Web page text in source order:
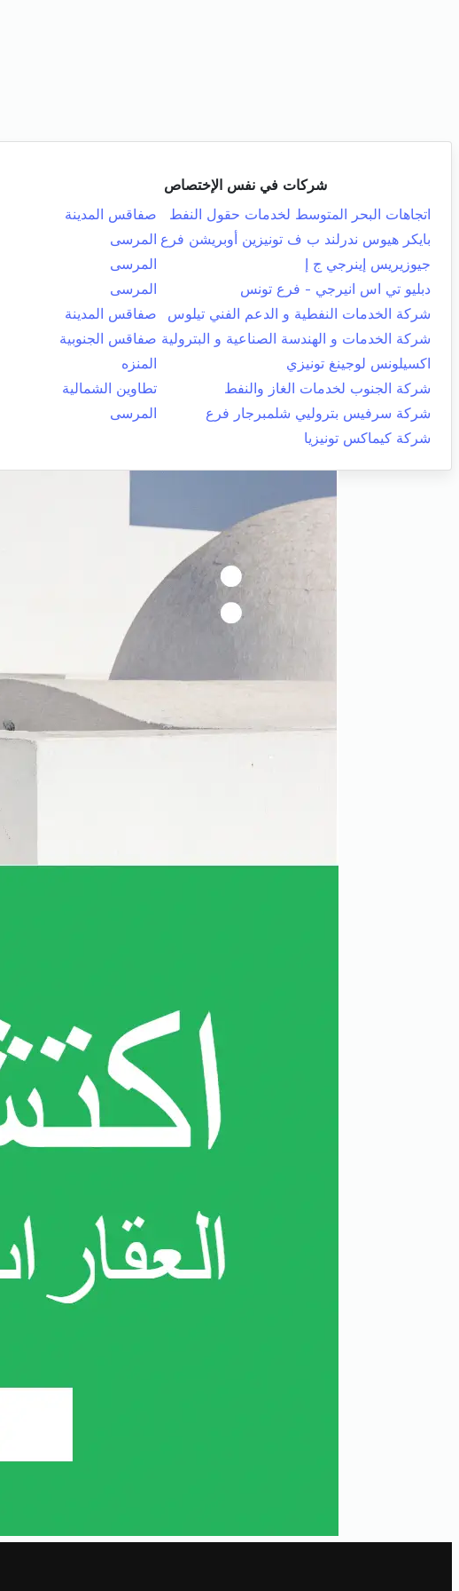
شركات في نفس الإختصاص
اتجاهات البحر المتوسط لخدمات حقول النفط
صفاقس المدينة
بايكر هيوس ندرلند ب ف تونيزين أوبريشن فرع المرسى
جيوزيريس إينرجي ج إ
المرسى
دبليو تي اس انيرجي - فرع تونس
المرسى
شركة الخدمات النفطية و الدعم الفني تيلوس
صفاقس المدينة
شركة الخدمات و الهندسة الصناعية و البترولية صفاقس الجنوبية
اكسيلونس لوجينغ تونيزي
المنزه
شركة الجنوب لخدمات الغاز والنفط
تطاوين الشمالية
شركة سرفيس بتروليي شلمبرجار فرع
المرسى
شركة كيماكس تونيزيا